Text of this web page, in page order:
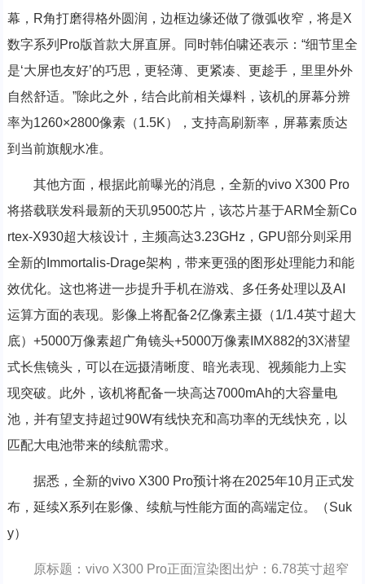
幕，R角打磨得格外圆润，边框边缘还做了微弧收窄，将是X
数字系列Pro版首款大屏直屏。同时韩伯啸还表示：“细节里全
是‘大屏也友好’的巧思，更轻薄、更紧凑、更趁手，里里外外
自然舒适。”除此之外，结合此前相关爆料，该机的屏幕分辨
率为1260×2800像素（1.5K），支持高刷新率，屏幕素质达
到当前旗舰水准。
其他方面，根据此前曝光的消息，全新的vivo X300 Pro
将搭载联发科最新的天玑9500芯片，该芯片基于ARM全新Co
rtex-X930超大核设计，主频高达3.23GHz，GPU部分则采用
全新的Immortalis-Drage架构，带来更强的图形处理能力和能
效优化。这也将进一步提升手机在游戏、多任务处理以及AI
运算方面的表现。影像上将配备2亿像素主摄（1/1.4英寸超大
底）+5000万像素超广角镜头+5000万像素IMX882的3X潜望
式长焦镜头，可以在远摄清晰度、暗光表现、视频能力上实
现突破。此外，该机将配备一块高达7000mAh的大容量电
池，并有望支持超过90W有线快充和高功率的无线快充，以
匹配大电池带来的续航需求。
据悉，全新的vivo X300 Pro预计将在2025年10月正式发
布，延续X系列在影像、续航与性能方面的高端定位。（Suk
y）
原标题：vivo X300 Pro正面渲染图出炉：6.78英寸超窄